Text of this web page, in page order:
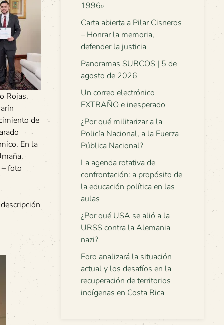
Rojas,
de
En la
– foto
1996»
Carta abierta a Pilar Cisneros
– Honrar la memoria,
defender la justicia
Panoramas SURCOS | 5 de
agosto de 2026
Un correo electrónico
EXTRAÑO e inesperado
¿Por qué militarizar a la
Policía Nacional, a la Fuerza
Pública Nacional?
La agenda rotativa de
confrontación: a propósito de
la educación política en las
aulas
¿Por qué USA se alió a la
URSS contra la Alemania
nazi?
Foro analizará la situación
actual y los desafíos en la
recuperación de territorios
indígenas en Costa Rica